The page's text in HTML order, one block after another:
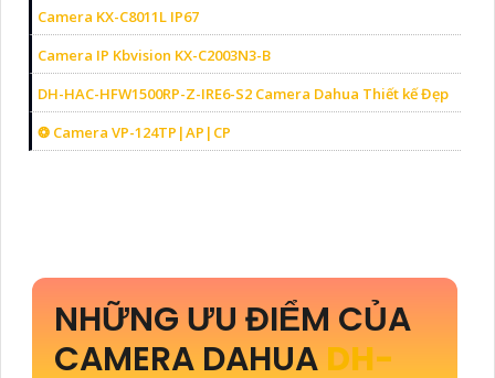
Camera KX-C8011L IP67
Camera IP Kbvision KX-C2003N3-B
DH-HAC-HFW1500RP-Z-IRE6-S2 Camera Dahua Thiết kế Đẹp
❂ Camera VP-124TP|AP|CP
NHỮNG ƯU ĐIỂM CỦA
CAMERA DAHUA DH-